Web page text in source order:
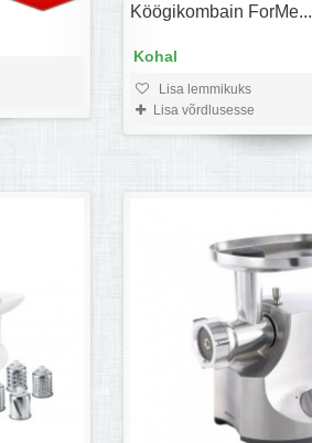
Köögikombain ForMe...
Kohal
Lisa lemmikuks
Lisa võrdlusesse